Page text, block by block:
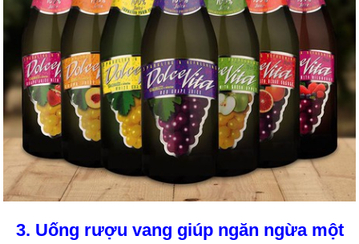
3. Uống rượu vang giúp ngăn ngừa một